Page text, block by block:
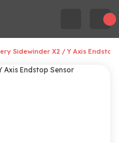
Sidewinder X2 / Y Axis Endstop